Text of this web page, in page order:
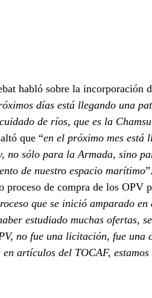
habló sobre la incorporación
días está llegando una
de ríos, que es la
que “en el próximo mes está
no sólo para la Armada, sino
de nuestro espacio marítimo”.
proceso de compra de los OPV
que se inició amparado
estudiado muchas ofertas,
no fue una licitación, fue una
en artículos del TOCAF,